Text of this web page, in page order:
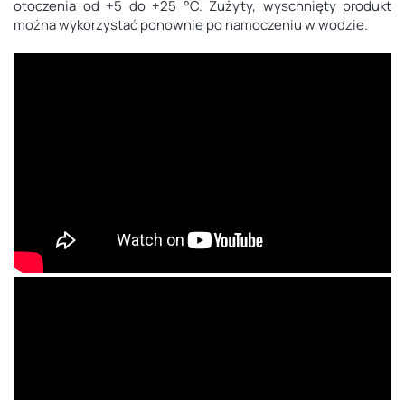
otoczenia od +5 do +25 °C. Zużyty, wyschnięty produkt
można wykorzystać ponownie po namoczeniu w wodzie.